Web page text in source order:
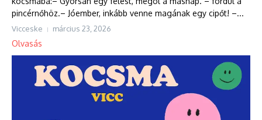
pincérnőhöz.– Jóember, inkább venne magának egy cipőt! –...
Vicceske március 23, 2026
Olvasás